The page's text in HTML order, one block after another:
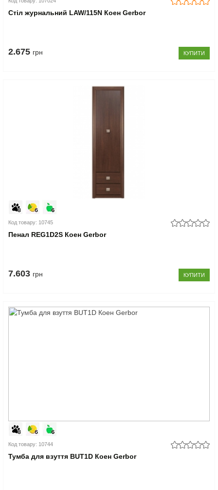
Стіл журнальний LAW/115N Коен Gerbor
2.675 грн КУПИТИ
Код товару: 10745
Пенал REG1D2S Коен Gerbor
7.603 грн КУПИТИ
Код товару: 10744
Тумба для взуття BUT1D Коен Gerbor